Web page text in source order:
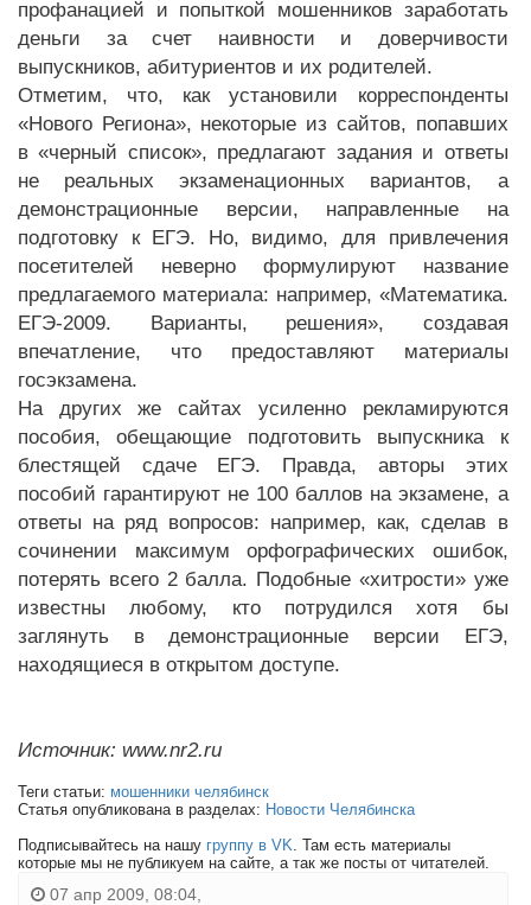
профанацией и попыткой мошенников заработать
деньги за счет наивности и доверчивости
выпускников, абитуриентов и их родителей.
Отметим, что, как установили корреспонденты
«Нового Региона», некоторые из сайтов, попавших
в «черный список», предлагают задания и ответы
не реальных экзаменационных вариантов, а
демонстрационные версии, направленные на
подготовку к ЕГЭ. Но, видимо, для привлечения
посетителей неверно формулируют название
предлагаемого материала: например, «Математика.
ЕГЭ-2009. Варианты, решения», создавая
впечатление, что предоставляют материалы
госэкзамена.
На других же сайтах усиленно рекламируются
пособия, обещающие подготовить выпускника к
блестящей сдаче ЕГЭ. Правда, авторы этих
пособий гарантируют не 100 баллов на экзамене, а
ответы на ряд вопросов: например, как, сделав в
сочинении максимум орфографических ошибок,
потерять всего 2 балла. Подобные «хитрости» уже
известны любому, кто потрудился хотя бы
заглянуть в демонстрационные версии ЕГЭ,
находящиеся в открытом доступе.
Источник: www.nr2.ru
Теги статьи: мошенники челябинск
Статья опубликована в разделах: Новости Челябинска
Подписывайтесь на нашу группу в VK. Там есть материалы
которые мы не публикуем на сайте, а так же посты от читателей.
07 апр 2009, 08:04,